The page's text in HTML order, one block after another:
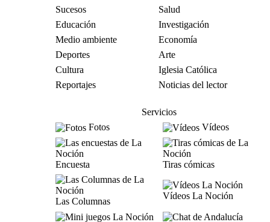
Sucesos
Salud
Educación
Investigación
Medio ambiente
Economía
Deportes
Arte
Cultura
Iglesia Católica
Reportajes
Noticias del lector
Servicios
Fotos
Vídeos
Encuesta Tiras cómicas
Las Columnas
Vídeos La Noción